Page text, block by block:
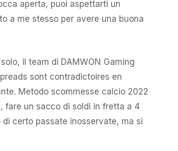
aperta, puoi aspettarti un
a me stesso per avere una buona
il team di DAMWON Gaming
sont contradictoires en
Metodo scommesse calcio 2022
fare un sacco di soldi in fretta a 4
certo passate inosservate, ma si